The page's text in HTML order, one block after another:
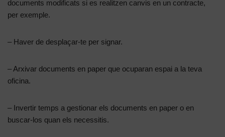
documents modificats si es realitzen canvis en un contracte,
per exemple.
– Haver de desplaçar-te per signar.
– Arxivar documents en paper que ocuparan espai a la teva
oficina.
– Invertir temps a gestionar els documents en paper o en
buscar-los quan els necessitis.